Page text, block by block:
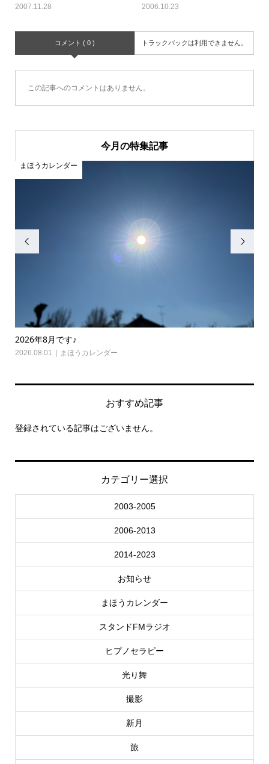
2007.11.28 2006.10.23
コメント ( 0 ) トラックバックは利用できません。
この記事へのコメントはありません。
今月の特集記事

2026年8月です♪
2026.08.01 まほうカレンダー
まほうカレンダー

おすすめ記事
登録されている記事はございません。
カテゴリー選択
2003-2005
2006-2013
2014-2023
お知らせ
まほうカレンダー
スタンドFMラジオ
ヒプノセラピー
光り舞
撮影
新月
旅